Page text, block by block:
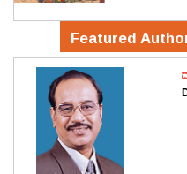
Featured